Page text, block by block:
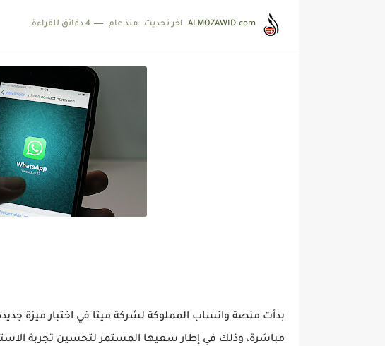
ALMOZAWID.com اخر تحديث : منذ عام 4 دقائق للقراءة
بدأت منصة واتساب المملوكة لشركة ميتا في اختبار ميزة
مباشرة، وذلك في إطار سعيها المستمر لتحسين تجربة